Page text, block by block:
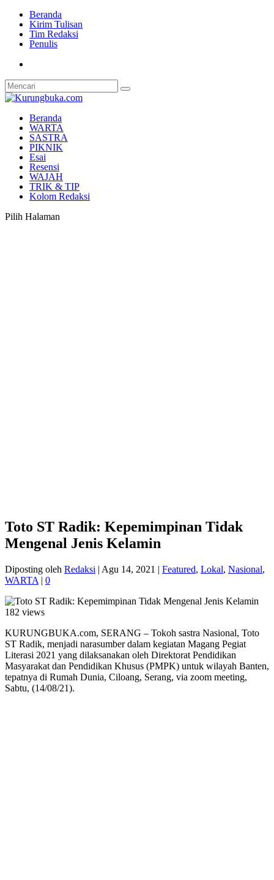
Beranda
Kirim Tulisan
Tim Redaksi
Penulis
Beranda
WARTA
SASTRA
PIKNIK
Esai
Resensi
WAJAH
TRIK & TIP
Kolom Redaksi
Pilih Halaman
Toto ST Radik: Kepemimpinan Tidak
Mengenal Jenis Kelamin
Diposting oleh Redaksi | Agu 14, 2021 | Featured, Lokal, Nasional,
WARTA | 0
182 views
KURUNGBUKA.com, SERANG – Tokoh sastra Nasional, Toto
ST Radik, menjadi narasumber dalam kegiatan Magang Pegiat
Literasi 2021 yang dilaksanakan oleh Direktorat Pendidikan
Masyarakat dan Pendidikan Khusus (PMPK) untuk wilayah Banten,
tepatnya di Rumah Dunia, Ciloang, Serang, via zoom meeting,
Sabtu, (14/08/21).